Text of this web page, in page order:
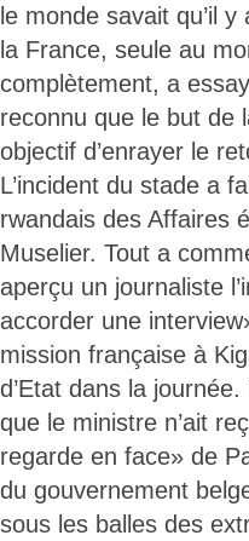
le monde savait qu’il
la France, seule au
complètement, a
reconnu que le but de
objectif d’enrayer le
L’incident du stade a
rwandais des Affaires
Muselier. Tout a
aperçu un journaliste
accorder une
mission française à
d’Etat dans la
que le ministre n’ait
regarde en face» de
du gouvernement
sous les balles des